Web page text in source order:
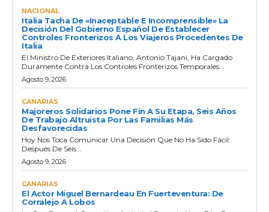
NACIONAL
Italia Tacha De «inaceptable E Incomprensible» La
Decisión Del Gobierno Español De Establecer
Controles Fronterizos A Los Viajeros Procedentes De
Italia
El Ministro De Exteriores Italiano, Antonio Tajani, Ha Cargado
Duramente Contra Los Controles Fronterizos Temporales...
Agosto 9, 2026
CANARIAS
Majoreros Solidarios Pone Fin A Su Etapa, Seis Años
De Trabajo Altruista Por Las Familias Más
Desfavorecidas
Hoy Nos Toca Comunicar Una Decisión Que No Ha Sido Fácil:
Después De Seis...
Agosto 9, 2026
CANARIAS
El Actor Miguel Bernardeau En Fuerteventura: De
Corralejo A Lobos